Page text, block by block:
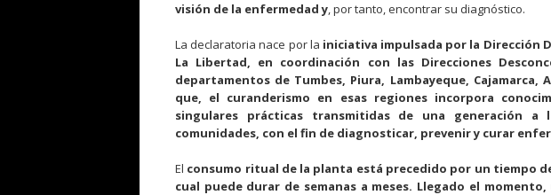
visión de la enfermedad y, por tanto, encontrar su diagnóstico.
La declaratoria nace por la iniciativa impulsada por la Dirección
La Libertad, en coordinación con las Direcciones
departamentos de Tumbes, Piura, Lambayeque, Cajamarca,
que, el curanderismo en esas regiones incorpora
singulares prácticas transmitidas de una generación
comunidades, con el fin de diagnosticar, prevenir y curar
El consumo ritual de la planta está precedido por un tiempo
cual puede durar de semanas a meses. Llegado el